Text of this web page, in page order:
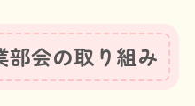
部会の取り組み